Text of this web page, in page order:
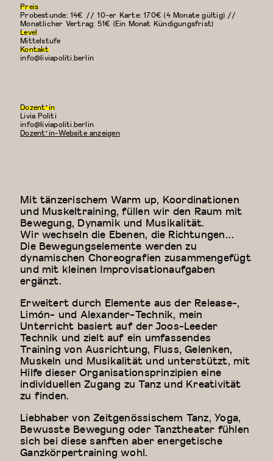
Mit tänzerischem Warm up, Koordinationen
und Muskeltraining, füllen wir den Raum mit
Bewegung, Dynamik und Musikalität.
Wir wechseln die Ebenen, die Richtungen…
Die Bewegungselemente werden zu
dynamischen Choreografien zusammengefügt
und mit kleinen Improvisationaufgaben
ergänzt.
Erweitert durch Elemente aus der Release-,
Limón- und Alexander-Technik, mein
Unterricht basiert auf der Joos-Leeder
Technik und zielt auf ein umfassendes
Training von Ausrichtung, Fluss, Gelenken,
Muskeln und Musikalität und unterstützt, mit
Hilfe dieser Organisationsprinzipien eine
individuellen Zugang zu Tanz und Kreativität
zu finden.
Liebhaber von Zeitgenössischem Tanz, Yoga,
Bewusste Bewegung oder Tanztheater fühlen
sich bei diese sanften aber energetische
Ganzkörpertraining wohl.
Dozent*in
Livia Politi
E-
Mail:
info@liviapoliti.berlin
Dozent*in-Website anzeigen
Preis
Probestunde: 14€ // 10-er Karte: 170€ (4 Monate gültig) //
Monatlicher Vertrag: 51€ (Ein Monat Kündigungsfrist)
Level
Mittelstufe
Kontakt
info@liviapoliti.berlin